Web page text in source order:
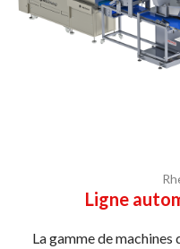
Ligne
La gamme de